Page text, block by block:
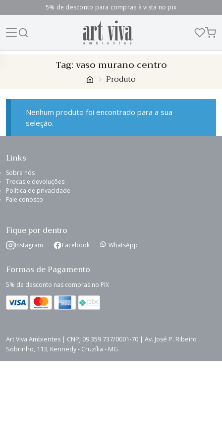
5% de desconto para compras à vista no pix
Tag:vaso murano centro
Produto
Nenhum produto foi encontrado para a sua
seleção.
Links
Sobre nós
Trocas e devoluções
Política de privacidade
Fale conosco
Fique por dentro
Instagram Facebook WhatsApp
Formas de Pagamento
5% de desconto nas compras no PIX
Art Viva Ambientes | CNPJ 09.359.737/0001-70 | Av. José P. Ribeiro
Sobrinho, 113, Kennedy - Cruzília - MG